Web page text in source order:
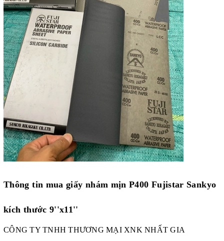
Thông tin mua giấy nhám mịn P400 Fujistar Sankyo
kích thước 9''x11''
CÔNG TY TNHH THƯƠNG MẠI XNK NHẤT GIA